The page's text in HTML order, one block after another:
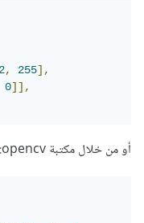
, 255],
0]],
أو من خلال مكتبة opencv: